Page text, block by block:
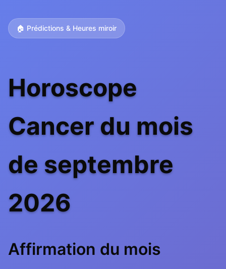
🏠 Prédictions & Heures miroir
Horoscope
Cancer du mois
de septembre
2026
Affirmation du mois